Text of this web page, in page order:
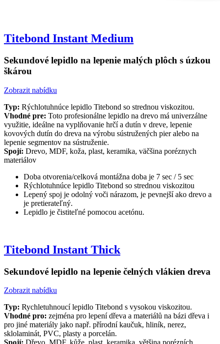
Titebond Instant Medium
Sekundové lepidlo na lepenie malých plôch s úzkou
škárou
Zobrazit nabídku
Typ: Rýchlotuhnúce lepidlo Titebond so strednou viskozitou.
Vhodné pre: Toto profesionálne lepidlo na drevo má univerzálne
využitie, ideálne na vyplňovanie hrčí a dutín v dreve, lepenie
kovových dutín do dreva na výrobu sústružených pier alebo na
lepenie segmentov na sústruženie.
Spojí: Drevo, MDF, koža, plast, keramika, väčšina poréznych
materiálov
Doba otvorenia/celková montážna doba je 7 sec / 5 sec
Rýchlotuhnúce lepidlo Titebond so strednou viskozitou
Lepený spoj je odolný voči nárazom, je pevnejší ako drevo a
je pretierateľný.
Lepidlo je čistiteľné pomocou acetónu.
Titebond Instant Thick
Sekundové lepidlo na lepenie čelných vlákien dreva
Zobrazit nabídku
Typ: Rychletuhnoucí lepidlo Titebond s vysokou viskozitou.
Vhodné pro: zejména pro lepení dřeva a materiálů na bázi dřeva i
pro jiné materiály jako např. přírodní kaučuk, hliník, nerez,
sklolaminát, PVC, plasty a porcelán.